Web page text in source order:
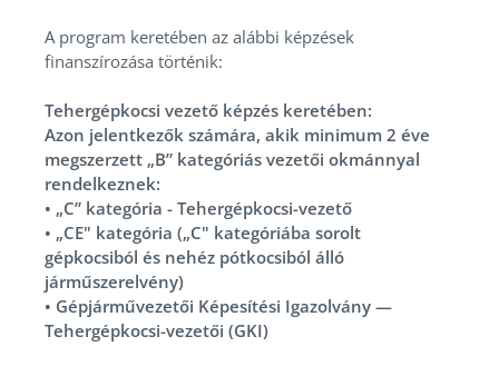
A program keretében az alábbi képzések
finanszírozása történik:
Tehergépkocsi vezető képzés keretében:
Azon jelentkezők számára, akik minimum 2 éve
megszerzett „B” kategóriás vezetői okmánnyal
rendelkeznek:
• „C” kategória - Tehergépkocsi-vezető
• „CE" kategória („C" kategóriába sorolt
gépkocsiból és nehéz pótkocsiból álló
járműszerelvény)
• Gépjárművezetői Képesítési Igazolvány —
Tehergépkocsi-vezetői (GKI)